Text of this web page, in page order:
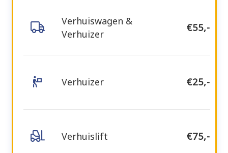
Verhuiswagen &
Verhuizer
€55,-
Verhuizer €25,-
Verhuislift €75,-